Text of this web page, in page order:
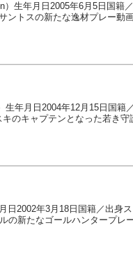
生年月日2005年6月5日国籍
ントスの新たな逸材プレー動
年月日2004年12月15日国
のキャプテンとなった若き守
2002年3月18日国籍／出身
の新たなゴールハンタープレ